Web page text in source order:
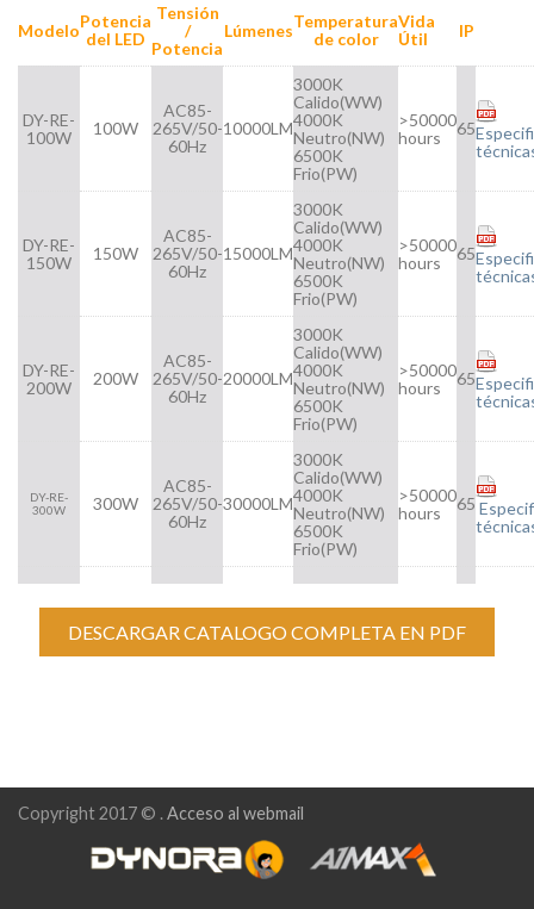
ModeloPotencia
del LED
Tensión
/
Potencia
LúmenesTemperatura
de color
Vida
Útil
IP
DY-RE-
100W
100W
AC85-
265V/50-
60Hz
10000LM
3000K
Calido(WW)
4000K
Neutro(NW)
6500K
Frio(PW)
>50000
hours
65
DY-RE-
150W
150W
AC85-
265V/50-
60Hz
15000LM
3000K
Calido(WW)
4000K
Neutro(NW)
6500K
Frio(PW)
>50000
hours
65
DY-RE-
200W
200W
AC85-
265V/50-
60Hz
20000LM
3000K
Calido(WW)
4000K
Neutro(NW)
6500K
Frio(PW)
>50000
hours
65
DY-RE-
300W
300W
AC85-
265V/50-
60Hz
30000LM
3000K
Calido(WW)
4000K
Neutro(NW)
6500K
Frio(PW)
>50000
hours
65
DESCARGAR CATALOGO COMPLETA EN PDF
Copyright 2017 © . Acceso al webmail